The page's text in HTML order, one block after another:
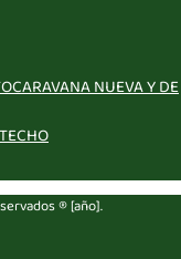
NUEVA Y DE
® [año].